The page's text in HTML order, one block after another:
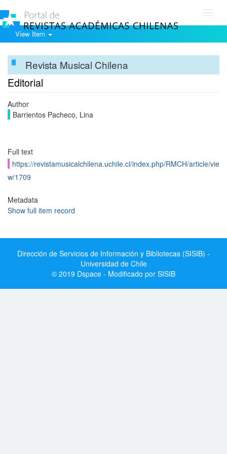
View Item
Revista Musical Chilena
Editorial
Author
Barrientos Pacheco, Lina
Full text
https://revistamusicalchilena.uchile.cl/index.php/RMCH/article/vie
w/1709
Metadata
Show full item record
Dirección de Servicios de Información y Bibliotecas (SISIB) -
Universidad de Chile
© 2019 Dspace - Modificado por SISIB